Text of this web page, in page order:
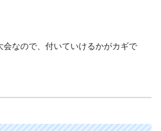
なので、付いていけるかがカギで